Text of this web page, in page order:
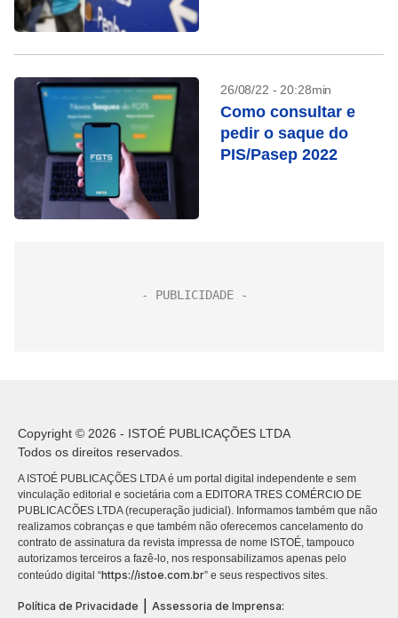
26/08/22 - 20:28min
Como consultar e
pedir o saque do
PIS/Pasep 2022
Copyright © 2026 - ISTOÉ PUBLICAÇÕES LTDA
Todos os direitos reservados.
A ISTOÉ PUBLICAÇÕES LTDA é um portal digital independente e sem
vinculação editorial e societária com a EDITORA TRES COMÉRCIO DE
PUBLICACÕES LTDA (recuperação judicial). Informamos também que não
realizamos cobranças e que também não oferecemos cancelamento do
contrato de assinatura da revista impressa de nome ISTOÉ, tampouco
autorizamos terceiros a fazê-lo, nos responsabilizamos apenas pelo
conteúdo digital “https://istoe.com.br” e seus respectivos sites.
Política de Privacidade Assessoria de Imprensa: